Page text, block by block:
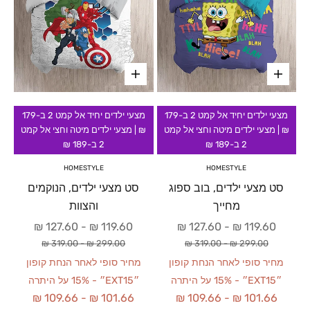
מצעי ילדים יחיד אל קמט 2 ב-179
₪ | מצעי ילדים מיטה וחצי אל קמט
2 ב-189 ₪
HOMESTYLE
סט מצעי ילדים, בוב ספוג
מחייך
מחיר מבצע
119.60 ₪
-
127.60 ₪
מחיר רגיל
299.00 ₪
-
319.00 ₪
מחיר סופי לאחר הנחת קופון
״EXT15״ - 15% על היתרה
101.66 ₪
-
109.66 ₪
מצעי ילדים יחיד אל קמט 2 ב-179
₪ | מצעי ילדים מיטה וחצי אל קמט
2 ב-189 ₪
HOMESTYLE
סט מצעי ילדים, הנוקמים
והצוות
מחיר מבצע
119.60 ₪
-
127.60 ₪
מחיר רגיל
299.00 ₪
-
319.00 ₪
מחיר סופי לאחר הנחת קופון
״EXT15״ - 15% על היתרה
101.66 ₪
-
109.66 ₪